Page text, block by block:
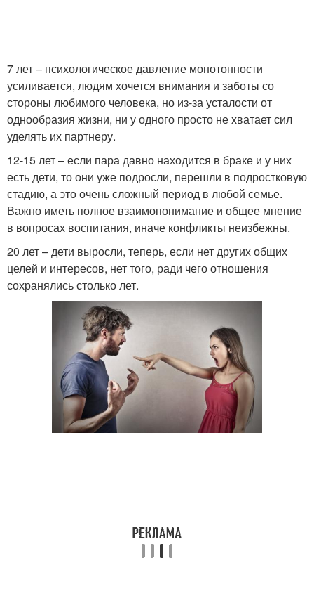
7 лет – психологическое давление монотонности
усиливается, людям хочется внимания и заботы со
стороны любимого человека, но из-за усталости от
однообразия жизни, ни у одного просто не хватает сил
уделять их партнеру.
12-15 лет – если пара давно находится в браке и у них
есть дети, то они уже подросли, перешли в подростковую
стадию, а это очень сложный период в любой семье.
Важно иметь полное взаимопонимание и общее мнение
в вопросах воспитания, иначе конфликты неизбежны.
20 лет – дети выросли, теперь, если нет других общих
целей и интересов, нет того, ради чего отношения
сохранялись столько лет.